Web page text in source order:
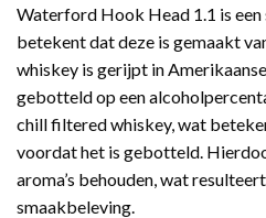
Waterford Hook Head 1.1 is
betekent dat deze is gemaakt
whiskey is gerijpt in
gebotteld op een
chill filtered whiskey, wat
voordat het is gebotteld.
aroma’s behouden, wat
smaakbeleving.